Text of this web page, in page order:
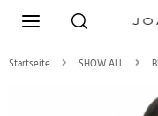
Startseite SHOW ALL